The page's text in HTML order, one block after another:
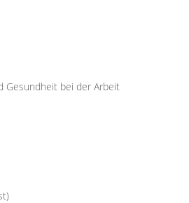
Gesundheit bei der Arbeit